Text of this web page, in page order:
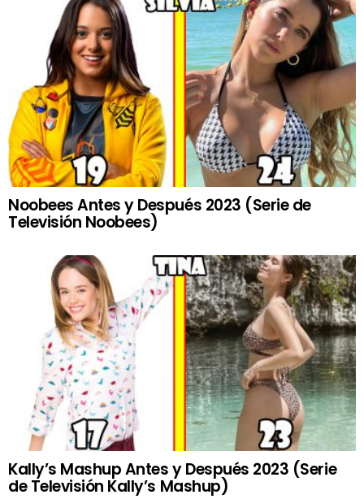
Noobees Antes y Después 2023 (Serie de
Televisión Noobees)
Kally’s Mashup Antes y Después 2023 (Serie
de Televisión Kally’s Mashup)